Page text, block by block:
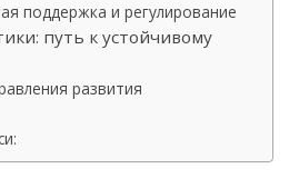
поддержка и регулирование
путь к устойчивому
развития